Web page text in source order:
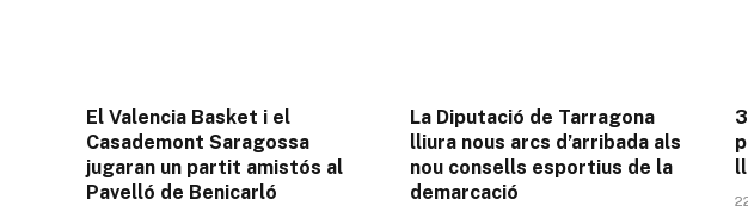
El Valencia Basket i el
Casademont Saragossa
jugaran un partit amistós al
Pavelló de Benicarló
La Diputació de Tarragona
lliura nous arcs d’arribada als
nou consells esportius de la
demarcació